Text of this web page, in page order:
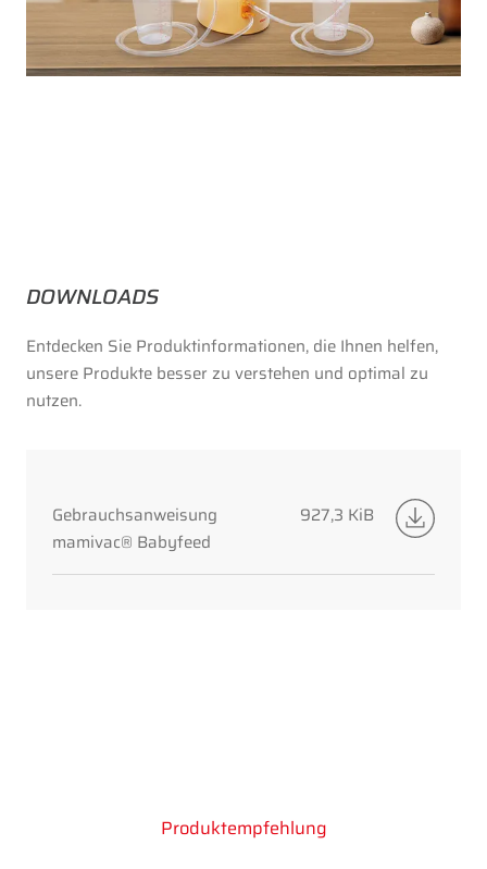
DOWNLOADS
Entdecken Sie Produktinformationen, die Ihnen helfen,
unsere Produkte besser zu verstehen und optimal zu
nutzen.
Gebrauchsanweisung
mamivac® Babyfeed
927,3 KiB
Produktempfehlung